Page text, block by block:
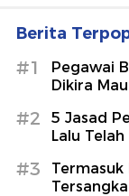
Berita
#1
Pegawai
Dikira
#2
5 Jasad
Lalu
#3
Termasuk